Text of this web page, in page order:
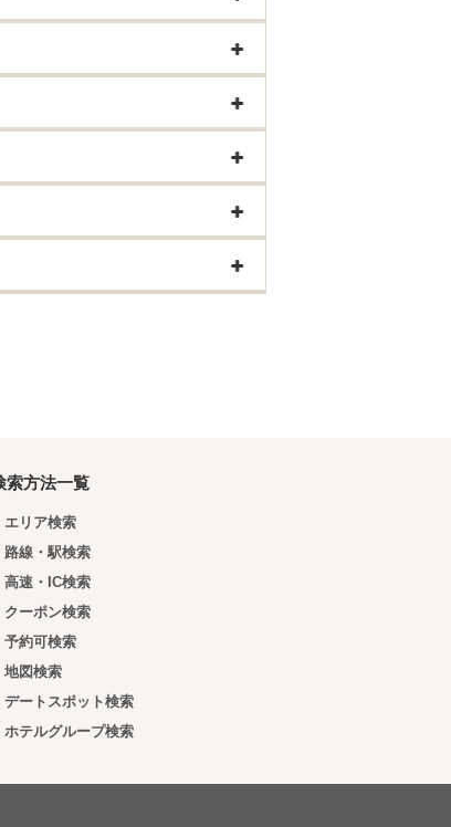
索方法一覧
エリア検索
路線・駅検索
高速・IC検索
クーポン検索
予約可検索
地図検索
デートスポット検索
ホテルグループ検索